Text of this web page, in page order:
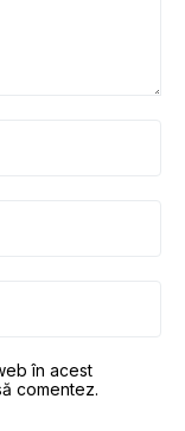
în acest
comentez.